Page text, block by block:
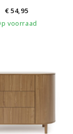
€54,95
voorraad